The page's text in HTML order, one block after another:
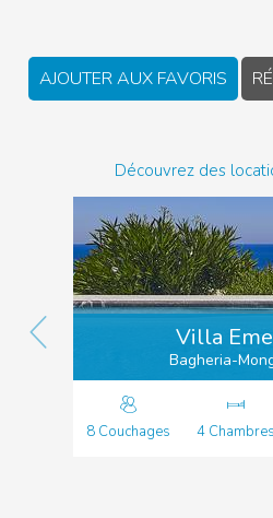
AJOUTER AUX FAVORIS
Découvrez des
Villa
Bagheria-
8 Couchages 4 Chambres